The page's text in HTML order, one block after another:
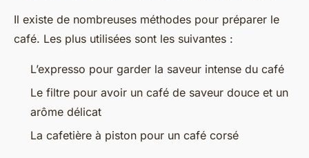
Il existe de nombreuses méthodes pour préparer le
café. Les plus utilisées sont les suivantes :
L’expresso pour garder la saveur intense du café
Le filtre pour avoir un café de saveur douce et un
arôme délicat
La cafetière à piston pour un café corsé